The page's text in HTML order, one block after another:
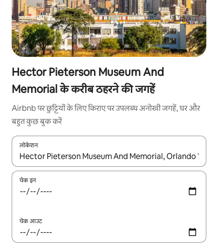
Hector Pieterson Museum And
Memorial के करीब ठहरने की जगहें
Airbnb पर छुट्टियों के लिए किराए पर उपलब्ध अनोखी जगहें, घर और
बहुत कुछ बुक करें
लोकेशन
नतीजों के उपलब्ध होने पर, अप और डाउन 'ऐरो की' का इस्तेमाल करके नेविगेट
चेक इन
चेक आउट